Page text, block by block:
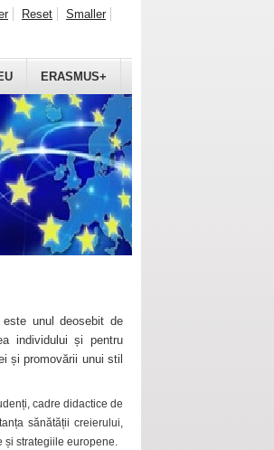
ERASMUS+
Reset Smaller
este unul deosebit de
individului și pentru
și promovării unui stil
cadre didactice de
sănătății creierului,
și strategiile europene.